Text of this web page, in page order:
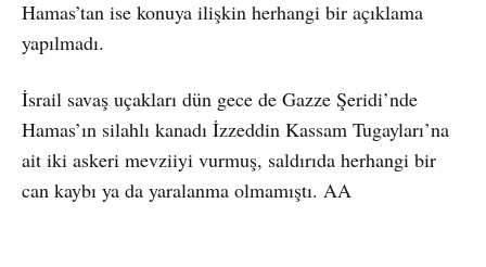
Hamas’tan ise konuya ilişkin herhangi bir açıklama
yapılmadı.
İsrail savaş uçakları dün gece de Gazze Şeridi’nde
Hamas’ın silahlı kanadı İzzeddin Kassam Tugayları’na
ait iki askeri mevziiyi vurmuş, saldırıda herhangi bir
can kaybı ya da yaralanma olmamıştı. AA